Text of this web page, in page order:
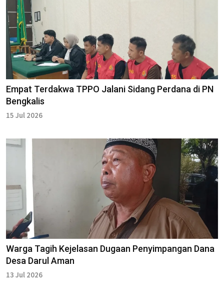
Empat Terdakwa TPPO Jalani Sidang Perdana di PN
Bengkalis
15 Jul 2026
Warga Tagih Kejelasan Dugaan Penyimpangan Dana
Desa Darul Aman
13 Jul 2026